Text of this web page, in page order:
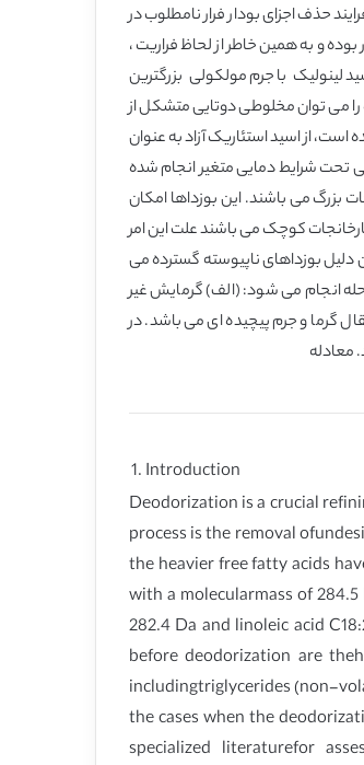
حذف اجزای بودار فرار نامطلوب در
و به همین خاطر از لحاظ فراریت ،
لینولیک با جرم مولکولی بزرگترین
را می توان مخلوطی دوتایی متشکل از
در مواردی که فرایند بوزدایی در دماهای بیشتر از 200 درجه سانتیگراد انجام شده است، از اسید استئاریک آزاد به عنوان
تحت شرایط دمایی متغیر انجام شده
بزرگ می باشند. این بوزداها امکان
بوزداهای ناپیوسته بیشتر مناسب کارخانجات کوچک می باشند علت این امر
بوزداهای ناپیوسته گسترده می
انجام می شود: (الف) گرمایش غیر
گرما و جرم پیچیده ای می باشد. در
معادله
1. Introduction
Deodorization is a crucial
process is the removal
the heavier free fatty acids
with a molecularmass of
282.4 Da and linoleic acid
before deodorization are
includingtriglycerides (non-
the cases when the
specialized literaturefor